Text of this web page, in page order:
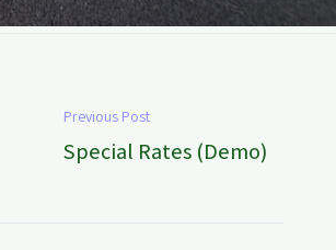
Previous Post
Special Rates (Demo)